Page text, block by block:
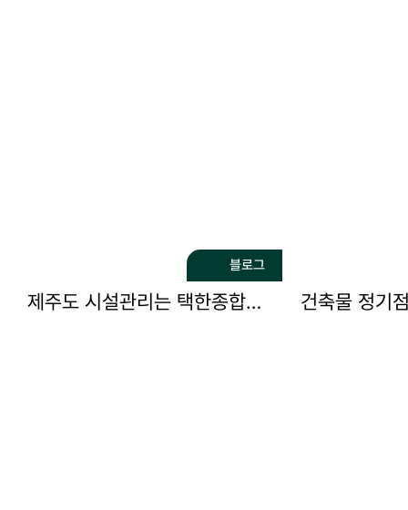
블로그
제주도 시설관리는 택한종합관리에서 시작하세요!